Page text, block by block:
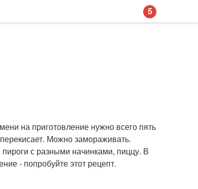
на приготовление нужно всего пять
Можно замораживать.
с разными начинками, пиццу. В
- попробуйте этот рецепт.
5